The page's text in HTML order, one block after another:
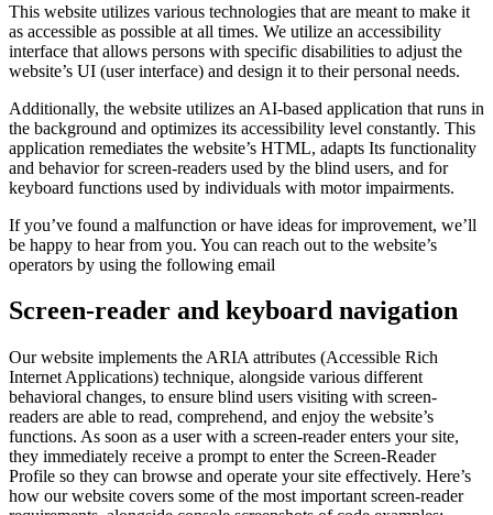
This website utilizes various technologies that are meant to make it
as accessible as possible at all times. We utilize an accessibility
interface that allows persons with specific disabilities to adjust the
website’s UI (user interface) and design it to their personal needs.
Additionally, the website utilizes an AI-based application that runs in
the background and optimizes its accessibility level constantly. This
application remediates the website’s HTML, adapts Its functionality
and behavior for screen-readers used by the blind users, and for
keyboard functions used by individuals with motor impairments.
If you’ve found a malfunction or have ideas for improvement, we’ll
be happy to hear from you. You can reach out to the website’s
operators by using the following email
Screen-reader and keyboard navigation
Our website implements the ARIA attributes (Accessible Rich
Internet Applications) technique, alongside various different
behavioral changes, to ensure blind users visiting with screen-
readers are able to read, comprehend, and enjoy the website’s
functions. As soon as a user with a screen-reader enters your site,
they immediately receive a prompt to enter the Screen-Reader
Profile so they can browse and operate your site effectively. Here’s
how our website covers some of the most important screen-reader